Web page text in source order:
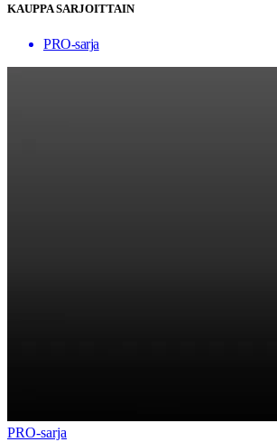
KAUPPA SARJOITTAIN
PRO-sarja
PRO-sarja